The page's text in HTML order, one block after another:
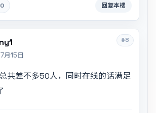
0 回复本楼
#8
月15日
总共差不多50人，同时在线的话满足